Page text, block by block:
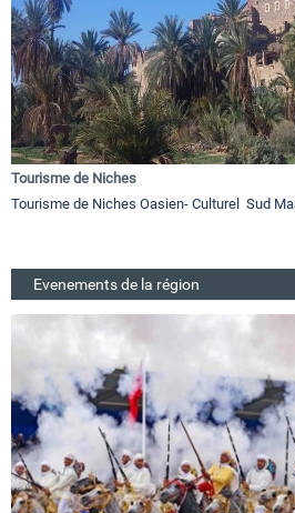
Tourisme de Niches
Tourisme de Niches Oasien- Culturel Sud
Evenements de la région